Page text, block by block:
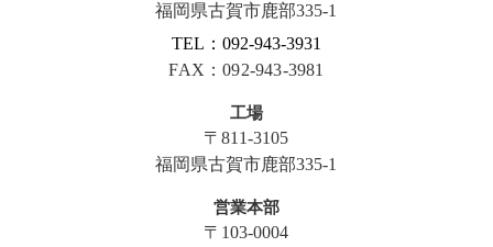
福岡県古賀市鹿部335-1
TEL：092-943-3931
FAX：092-943-3981
工場
〒811-3105
福岡県古賀市鹿部335-1
営業本部
〒103-0004